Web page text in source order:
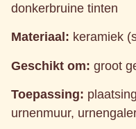
donkerbruine tinten
Materiaal: keramiek
Geschikt om: groot
Toepassing:
urnenmuur,